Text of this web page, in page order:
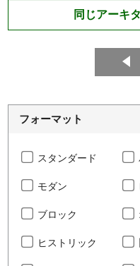
同じアーキ
フォーマット
スタンダード
モダン
ブロック
ヒストリック